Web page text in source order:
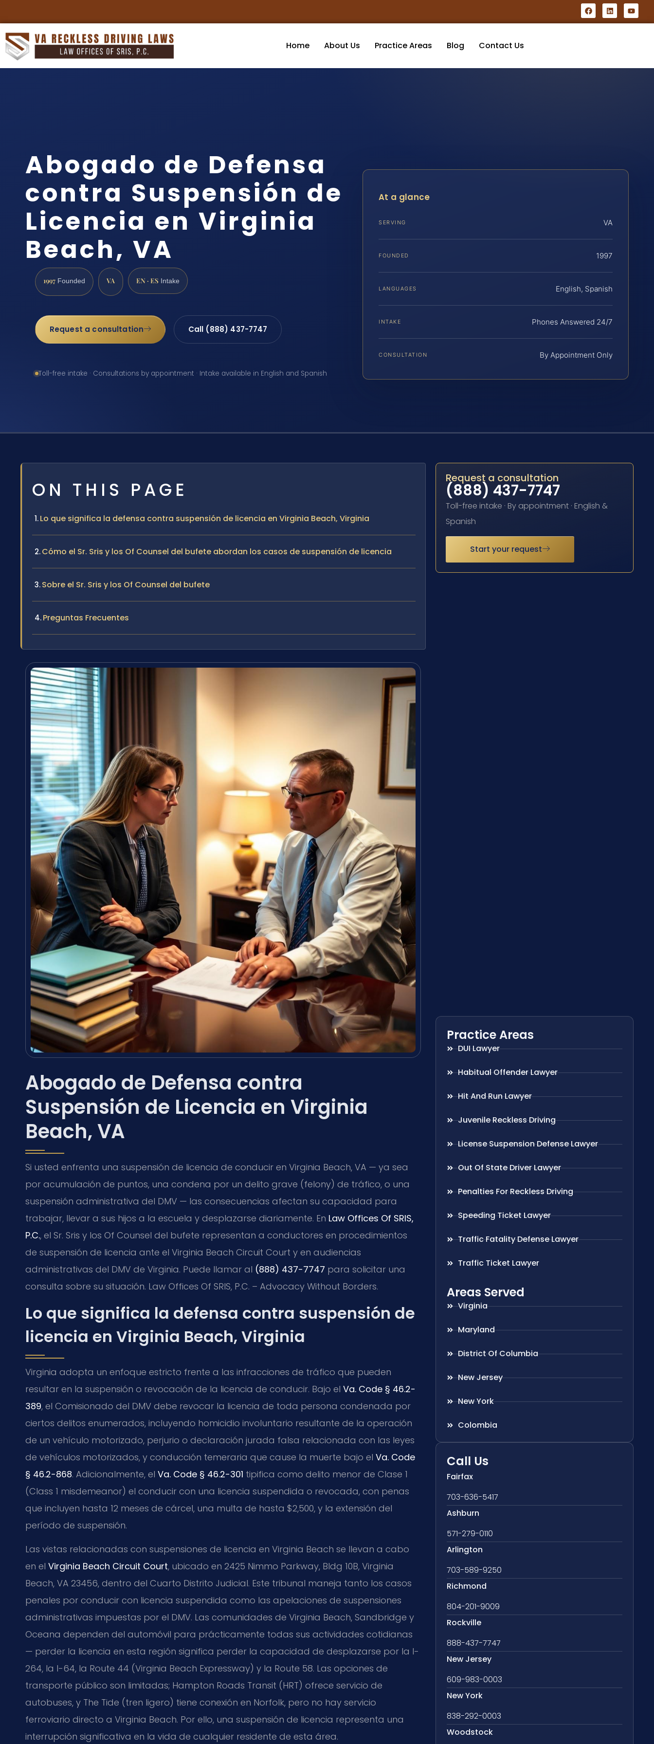
Home About Us Practice Areas Blog Contact Us
Abogado de Defensa
contra Suspensión de
Licencia en Virginia
Beach, VA
1997 Founded VA EN · ES Intake
Request a consultation Call (888) 437-7747
Toll-free intake · Consultations by appointment · Intake available in English and Spanish
At a glance
SERVING VA
FOUNDED 1997
LANGUAGES English, Spanish
INTAKE Phones Answered 24/7
CONSULTATION By Appointment Only
ON THIS PAGE
Lo que significa la defensa contra suspensión de licencia en Virginia Beach, Virginia
Cómo el Sr. Sris y los Of Counsel del bufete abordan los casos de suspensión de licencia
Sobre el Sr. Sris y los Of Counsel del bufete
Preguntas Frecuentes
Abogado de Defensa contra
Suspensión de Licencia en Virginia
Beach, VA
Si usted enfrenta una suspensión de licencia de conducir en Virginia Beach, VA — ya sea
por acumulación de puntos, una condena por un delito grave (felony) de tráfico, o una
suspensión administrativa del DMV — las consecuencias afectan su capacidad para
trabajar, llevar a sus hijos a la escuela y desplazarse diariamente. En Law Offices Of SRIS,
P.C., el Sr. Sris y los Of Counsel del bufete representan a conductores en procedimientos
de suspensión de licencia ante el Virginia Beach Circuit Court y en audiencias
administrativas del DMV de Virginia. Puede llamar al (888) 437-7747 para solicitar una
consulta sobre su situación. Law Offices Of SRIS, P.C. – Advocacy Without Borders.
Lo que significa la defensa contra suspensión de
licencia en Virginia Beach, Virginia
Virginia adopta un enfoque estricto frente a las infracciones de tráfico que pueden
resultar en la suspensión o revocación de la licencia de conducir. Bajo el Va. Code § 46.2-
389, el Comisionado del DMV debe revocar la licencia de toda persona condenada por
ciertos delitos enumerados, incluyendo homicidio involuntario resultante de la operación
de un vehículo motorizado, perjurio o declaración jurada falsa relacionada con las leyes
de vehículos motorizados, y conducción temeraria que cause la muerte bajo el Va. Code
§ 46.2-868. Adicionalmente, el Va. Code § 46.2-301 tipifica como delito menor de Clase 1
(Class 1 misdemeanor) el conducir con una licencia suspendida o revocada, con penas
que incluyen hasta 12 meses de cárcel, una multa de hasta $2,500, y la extensión del
período de suspensión.
Las vistas relacionadas con suspensiones de licencia en Virginia Beach se llevan a cabo
en el Virginia Beach Circuit Court, ubicado en 2425 Nimmo Parkway, Bldg 10B, Virginia
Beach, VA 23456, dentro del Cuarto Distrito Judicial. Este tribunal maneja tanto los casos
penales por conducir con licencia suspendida como las apelaciones de suspensiones
administrativas impuestas por el DMV. Las comunidades de Virginia Beach, Sandbridge y
Oceana dependen del automóvil para prácticamente todas sus actividades cotidianas
— perder la licencia en esta región significa perder la capacidad de desplazarse por la I-
264, la I-64, la Route 44 (Virginia Beach Expressway) y la Route 58. Las opciones de
transporte público son limitadas; Hampton Roads Transit (HRT) ofrece servicio de
autobuses, y The Tide (tren ligero) tiene conexión en Norfolk, pero no hay servicio
ferroviario directo a Virginia Beach. Por ello, una suspensión de licencia representa una
interrupción significativa en la vida de cualquier residente de esta área.
Request a consultation
(888) 437-7747
Toll-free intake · By appointment · English &
Spanish
Start your request
Practice Areas
DUI Lawyer
Habitual Offender Lawyer
Hit And Run Lawyer
Juvenile Reckless Driving
License Suspension Defense Lawyer
Out Of State Driver Lawyer
Penalties For Reckless Driving
Speeding Ticket Lawyer
Traffic Fatality Defense Lawyer
Traffic Ticket Lawyer
Areas Served
Virginia
Maryland
District Of Columbia
New Jersey
New York
Colombia
Call Us
Fairfax
703-636-5417
Ashburn
571-279-0110
Arlington
703-589-9250
Richmond
804-201-9009
Rockville
888-437-7747
New Jersey
609-983-0003
New York
838-292-0003
Woodstock